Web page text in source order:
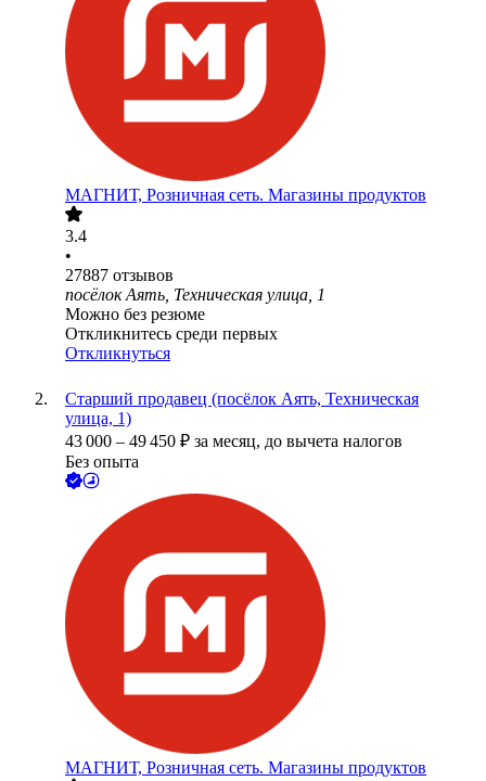
МАГНИТ, Розничная сеть. Магазины продуктов
3.4
•
27887 отзывов
посёлок Аять, Техническая улица, 1
Можно без резюме
Откликнитесь среди первых
Откликнуться
Старший продавец (посёлок Аять, Техническая
улица, 1)
43 000 – 49 450 ₽ за месяц, до вычета налогов
Без опыта
МАГНИТ, Розничная сеть. Магазины продуктов